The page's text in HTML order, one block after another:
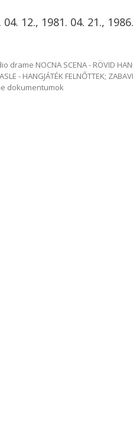
12., 1981. 04. 21.,
NOCNA SCENA - RÖVID
- HANGJÁTÉK FELNŐTTEK;
dokumentumok